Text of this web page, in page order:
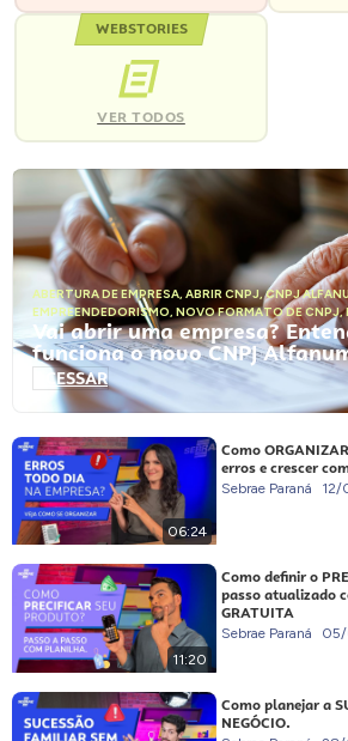
WEBSTORIES
VER TODOS
ABERTURA DE EMPRESA, ABRIR CNPJ,CNPJ
EMPREENDEDORISMO, NOVO FORMATO DE CNPJ,
Vai abrir uma empresa?
funciona o novo CNPJ
ACESSAR
06:24
Como
erros e crescer
Sebrae Paraná 12/
11:20
Como definir o
passo atualizado
GRATUITA
Sebrae Paraná
Como planejar a
NEGÓCIO.